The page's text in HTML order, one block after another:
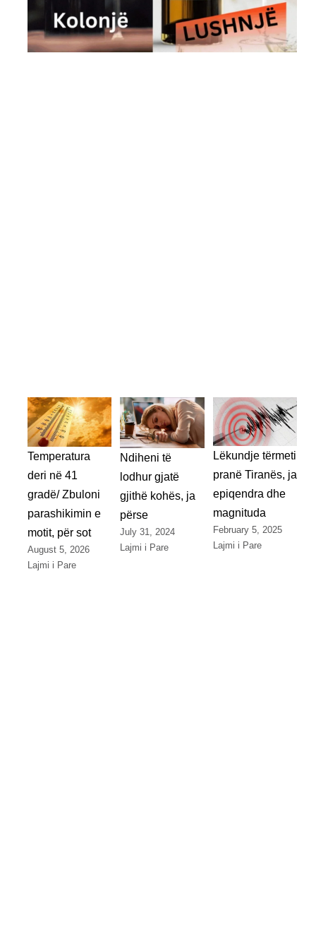
Temperatura
deri në 41
gradë/ Zbuloni
parashikimin e
motit, për sot
August 5, 2026
Lajmi i Pare
Ndiheni të
lodhur gjatë
gjithë kohës, ja
përse
July 31, 2024
Lajmi i Pare
Lëkundje tërmeti
pranë Tiranës, ja
epiqendra dhe
magnituda
February 5, 2025
Lajmi i Pare